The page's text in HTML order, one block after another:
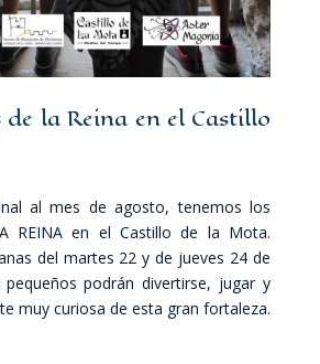
de la Reina en el Castillo
al mes de agosto, tenemos los
REINA en el Castillo de la Mota.
del martes 22 y de jueves 24 de
podrán divertirse, jugar y
muy curiosa de esta gran fortaleza.